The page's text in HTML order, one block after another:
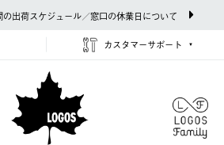
出荷スケジュール／窓口の休業日について
カスタマーサポート